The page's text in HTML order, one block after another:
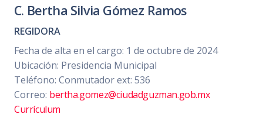
C. Bertha Silvia Gómez Ramos
REGIDORA
Fecha de alta en el cargo: 1 de octubre de 2024
Ubicación: Presidencia Municipal
Teléfono: Conmutador ext: 536
Correo: bertha.gomez@ciudadguzman.gob.mx
Currículum